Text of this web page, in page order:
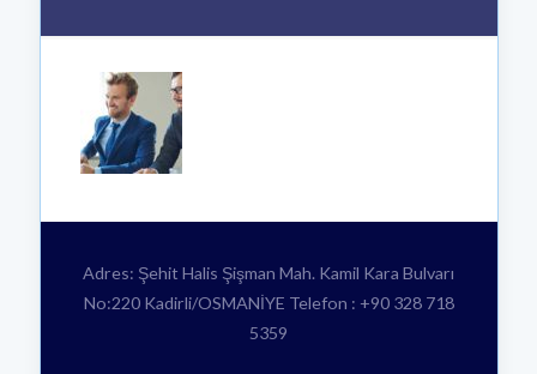
Adres: Şehit Halis Şişman Mah. Kamil Kara Bulvarı
No:220 Kadirli/OSMANİYE Telefon : +90 328 718
5359